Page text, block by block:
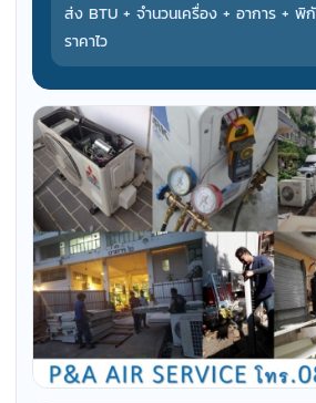
ส่ง BTU + จำนวนเครื่อง + อาการ + พิ
ราคาไว